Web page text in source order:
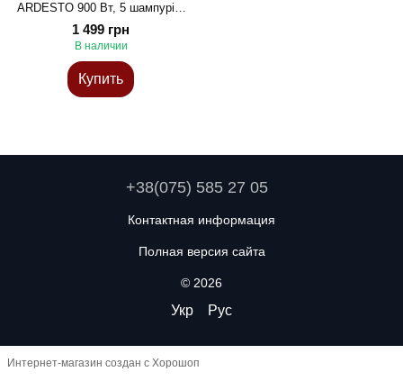
ARDESTO 900 Вт, 5 шампурів,
обертання 360°, U-подібні
нагрівачі, алюмін. кожух, нерж
1 499 грн
В наличии
Купить
+38(075) 585 27 05
Контактная информация
Полная версия сайта
© 2026
Укр Рус
Интернет-магазин создан с Хорошоп